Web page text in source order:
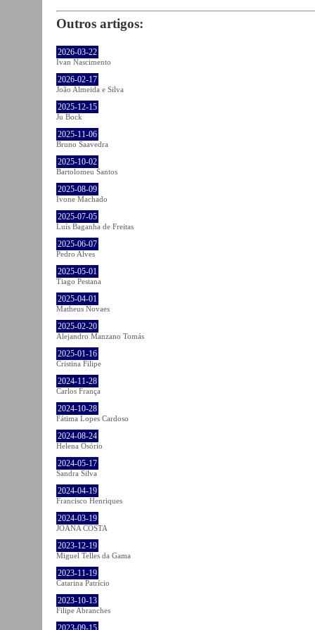
Outros artigos:
2026-03-22
Ivan Nascimento
2026-02-17
João Almeida e Silva
2025-12-15
Ju Bock
2025-11-06
Bruno Saavedra
2025-10-02
Bartolomeu Santos
2025-08-09
Ivone Machado
2025-07-05
Luís Baganha de Freitas
2025-06-07
Pedro Alves
2025-05-01
Tiago Pestana
2025-04-01
Matheus Novaes
2025-02-20
Alejandro Manzano Tomás
2025-01-16
Cristina Filipe
2024-11-28
Carlos França
2024-10-28
Fátima Lopes Cardoso
2024-08-24
Helena Osório
2024-05-17
Sandra Silva
2024-04-19
Francisco Henriques
2024-03-19
JOANA COSTA
2023-12-19
Miguel Telles da Gama
2023-11-19
Catarina Patrício
2023-10-13
Filipe Abranches
2023-09-15